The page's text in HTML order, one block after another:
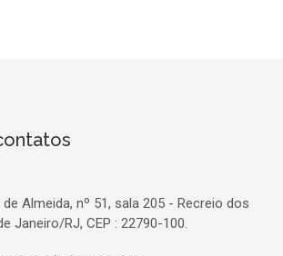
Almeida, nº 51, sala 205 - Recreio dos
Janeiro/RJ, CEP : 22790-100.